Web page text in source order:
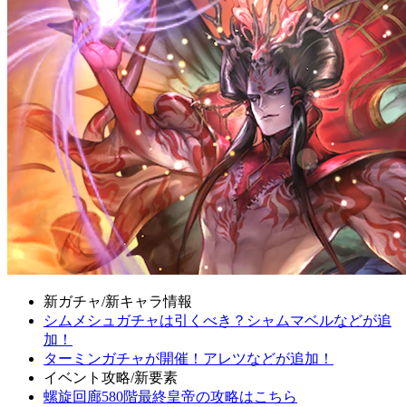
新ガチャ/新キャラ情報
シムメシュガチャは引くべき？シャムマベルなどが追
加！
ターミンガチャが開催！アレツなどが追加！
イベント攻略/新要素
螺旋回廊580階最終皇帝の攻略はこちら